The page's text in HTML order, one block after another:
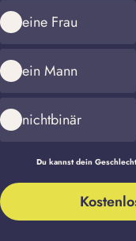
eine Frau
ein Mann
nichtbinär
Du kannst dein
Meine
E-